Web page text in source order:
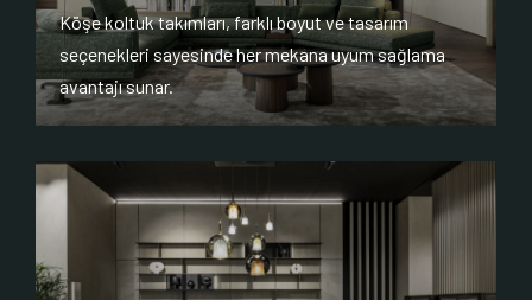
Köşe koltuk takımları, farklı boyut ve tasarım
seçenekleri sayesinde her mekana uyum sağlama
avantajı sunar.